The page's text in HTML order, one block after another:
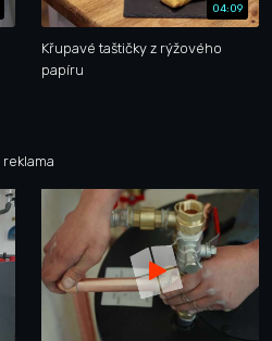
04:09
Křupavé taštičky z rýžového
papíru
reklama